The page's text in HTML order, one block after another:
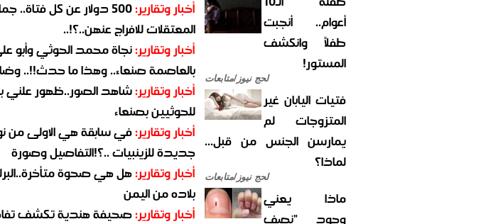
أعوام.. أنجبت
طفلاً وانكشف
المستور!
لحج نيوز/متابعات
فتيات اليابان غير
المتزوجات لم
يمارسن الجنس من قبل...
لماذا؟
لحج نيوز/متابعات
ماذا يعني
وجود "نصف
أخبار وتقارير:
500 دولار عن كل فتاة..
المعتقلات للافراج عنهن..؟!..
أخبار وتقارير:نجاة محمد الحوثي وأبو
بالعاصمة صنعاء.. وهذا ما حدث!!..
أخبار وتقارير:شاهد الصور..ظهور علني
للحوثيين بصنعاء
أخبار وتقارير:في سابقة هي الاولى من
جديدة للزينبيات ..؟!التفاصيل وصورة
أخبار وتقارير:هل هي صحوة
بلاده من اليمن
أخبار وتقارير:صحيفة هندية تكشف